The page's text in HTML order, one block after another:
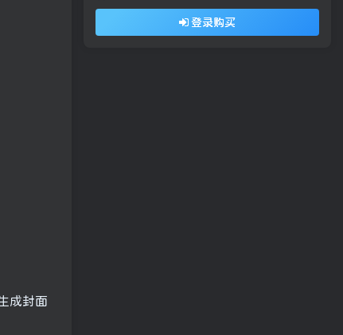
成封面
登录购买